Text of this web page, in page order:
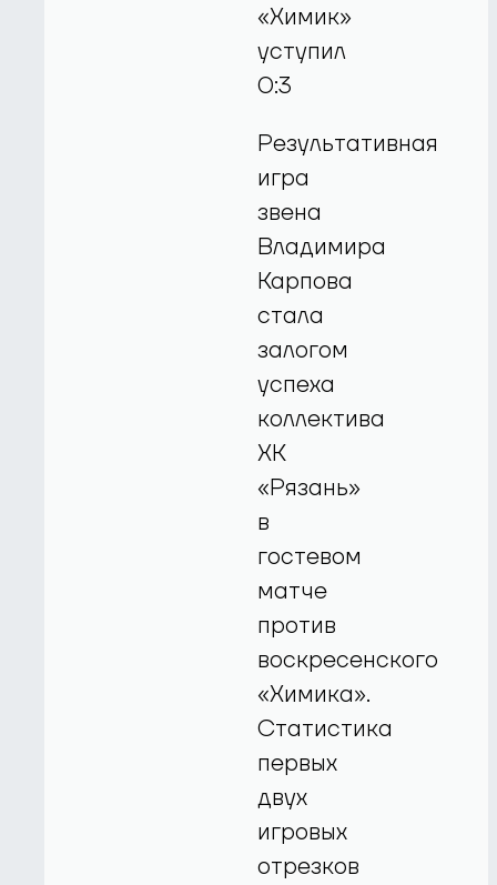
«Химик»
уступил
0:3
Результативная
игра
звена
Владимира
Карпова
стала
залогом
успеха
коллектива
ХК
«Рязань»
в
гостевом
матче
против
воскресенского
«Химика».
Статистика
первых
двух
игровых
отрезков